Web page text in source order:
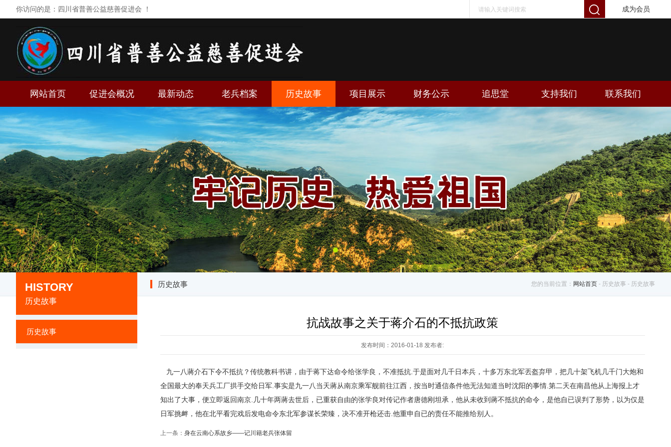
你访问的是：四川省普善公益慈善促进会 ！ 成为会员
网站首页 促进会概况 最新动态 老兵档案 历史故事 项目展示 财务公示 追思堂 支持我们 联系我们
HISTORY
历史故事
历史故事
历史故事 您的当前位置： 网站首页 - 历史故事 - 历史故事
抗战故事之关于蒋介石的不抵抗政策
发布时间：2016-01-18 发布者:
九一八蔣介石下令不抵抗？传统教科书讲，由于蒋下达命令给张学良，不准抵抗.于是面对几千日本兵，十多万东北军丟盔弃甲，把几十架飞机几千门大炮和
全国最大的奉天兵工厂拱手交给日军.事实是九一八当天蔣从南京乘军舰前往江西，按当时通信条件他无法知道当时沈阳的事情.第二天在南昌他从上海报上才
知出了大事，便立即返回南京.几十年两蔣去世后，已重获自由的张学良对传记作者唐德刚坦承，他从未收到蔣不抵抗的命令，是他自已误判了形势，以为仅是
日军挑衅，他在北平看完戏后发电命令东北军参谋长荣臻，决不准开枪还击.他重申自已的责任不能推给别人。
上一条：身在云南心系故乡——记川籍老兵张体留